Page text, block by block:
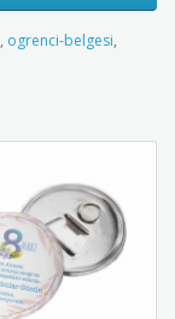
, ogrenci-belgesi,